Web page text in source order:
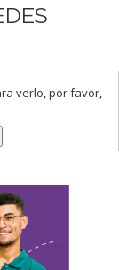
verlo, por favor,